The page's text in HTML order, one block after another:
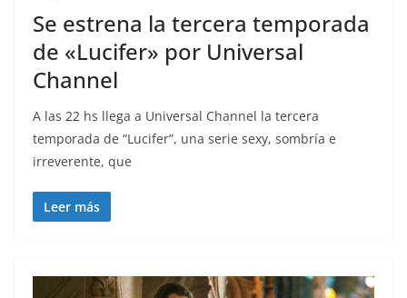
Se estrena la tercera temporada
de «Lucifer» por Universal
Channel
A las 22 hs llega a Universal Channel la tercera
temporada de “Lucifer”, una serie sexy, sombría e
irreverente, que
Leer más